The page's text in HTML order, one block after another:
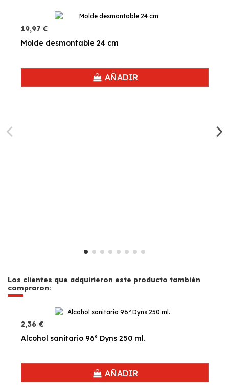
19,97 €
Molde desmontable 24 cm
AÑADIR
Los clientes que adquirieron este producto también
compraron:
2,36 €
Alcohol sanitario 96º Dyns 250 ml.
AÑADIR